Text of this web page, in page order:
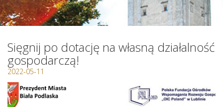
Sięgnij po dotację na własną działalność
gospodarczą!
2022-05-11